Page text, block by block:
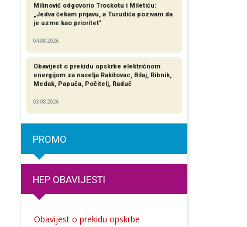
Milinović odgovorio Troskotu i Miletiću:
„Jedva čekam prijavu, a Turudića pozivam da
je uzme kao prioritet”
04.08.2026
Obavijest o prekidu opskrbe električnom
energijom za naselja Rakitovac, Bilaj, Ribnik,
Medak, Papuča, Počitelj, Raduč
03.08.2026
PROMO
HEP OBAVIJESTI
Obavijest o prekidu opskrbe